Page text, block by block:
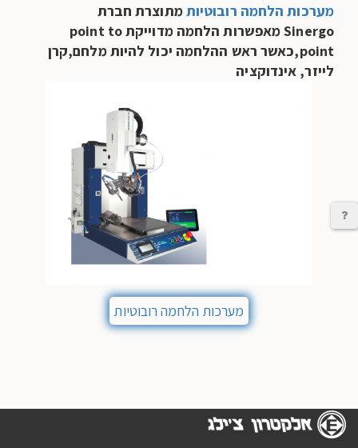
מערכות הלחמה רובוטיותמתוצרת חברת
Sinergoמאפשרות הלחמה מדוייקתpoint to
point,כאשר ראש ההלחמה יכול להיות מלחם,קרן
לייזר, אינדוקציה
מערכות הלחמה רובוטיות
יצירת קשר